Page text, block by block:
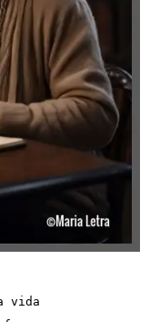
vida